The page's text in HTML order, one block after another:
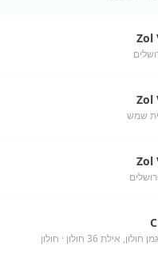
Zol
Zol
שמש
Zol
אילת 36 חולון · חולון